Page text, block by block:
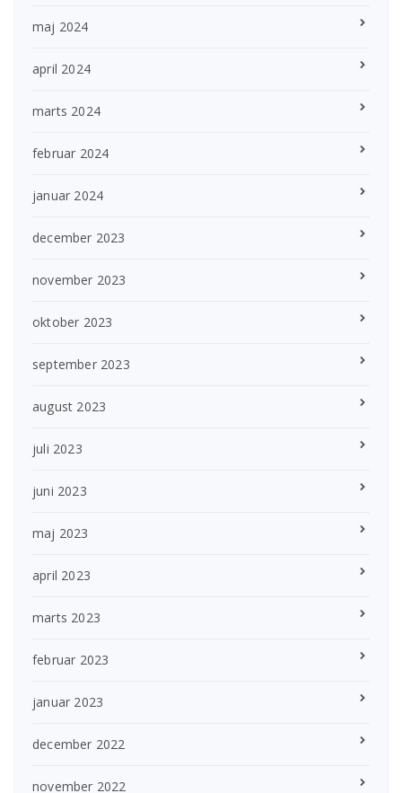
maj 2024
april 2024
marts 2024
februar 2024
januar 2024
december 2023
november 2023
oktober 2023
september 2023
august 2023
juli 2023
juni 2023
maj 2023
april 2023
marts 2023
februar 2023
januar 2023
december 2022
november 2022